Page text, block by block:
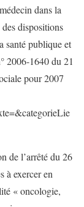
dans la
dispositions
santé publique et
2006-1640 du 21
pour 2007
de l’arrêté du 26
à exercer en
« oncologie,